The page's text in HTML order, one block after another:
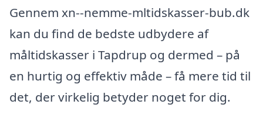
Gennem xn--nemme-mltidskasser-bub.dk
kan du find de bedste udbydere af
måltidskasser i Tapdrup og dermed – på
en hurtig og effektiv måde – få mere tid til
det, der virkelig betyder noget for dig.